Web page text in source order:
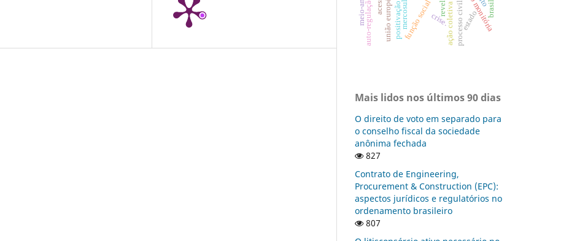
p
r
o
c
e
s
s
o
c
i
v
i
l
c
o
l
e
t
i
vestado
crise.
união européia.positivação ação monitória
mercosul revelia
Mais lidos nos últimos 90 dias
O direito de voto em separado para
o conselho fiscal da sociedade
anônima fechada
827
Contrato de Engineering,
Procurement & Construction (EPC):
aspectos jurídicos e regulatórios no
ordenamento brasileiro
807